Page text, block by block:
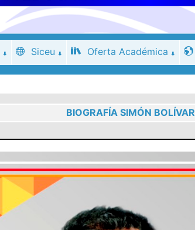
Siceu Oferta Académica
BIOGRAFÍA SIMÓN BOLÍVAR